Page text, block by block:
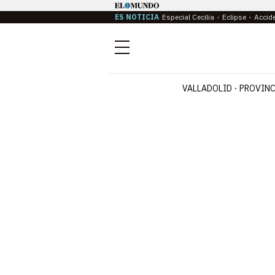
ES NOTICIA Especial Cecilia Eclipse
Menú
VALLADOLID